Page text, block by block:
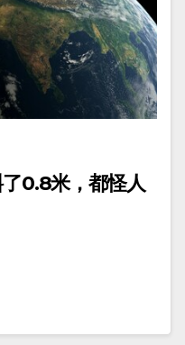
0.8米，都怪人